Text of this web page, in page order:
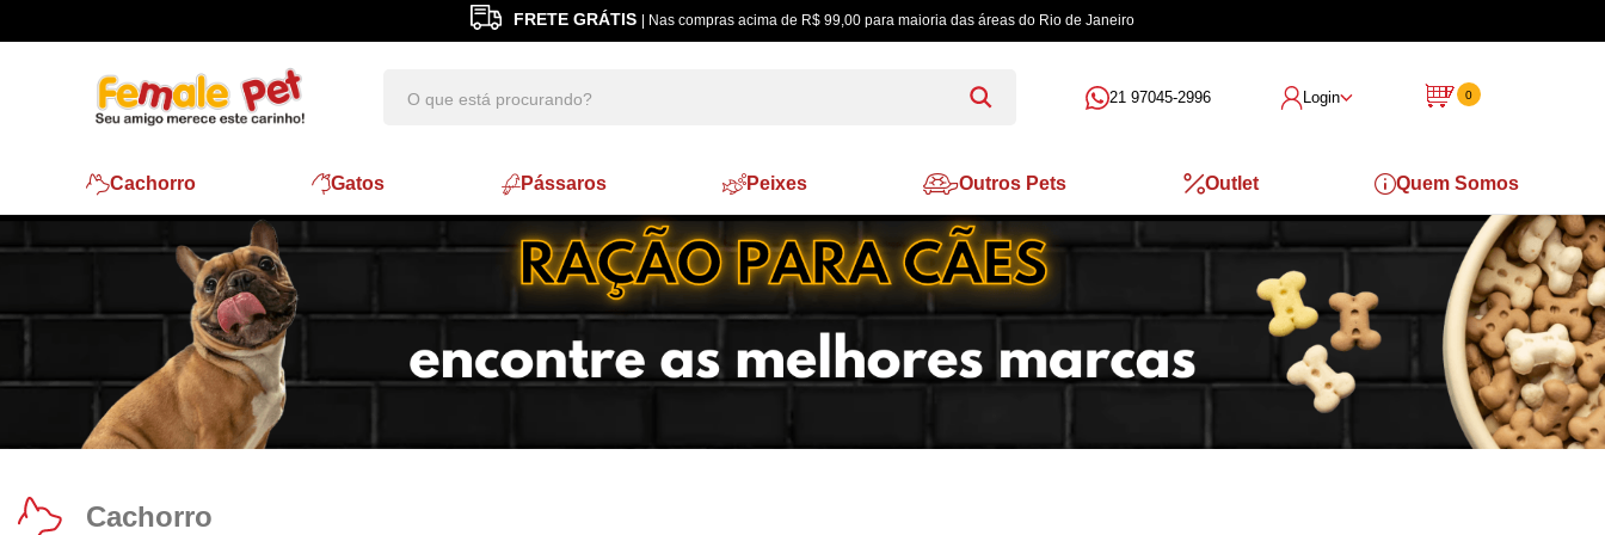
FRETE GRÁTIS | Nas compras acima de R$ 99,00 para maioria das áreas do Rio de Janeiro
21 97045-2996 Login 0
Cachorro Gatos Pássaros Peixes Outros Pets Outlet Quem Somos
Cachorro